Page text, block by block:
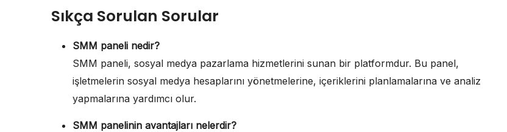
Sıkça Sorulan Sorular
SMM paneli nedir?
SMM paneli, sosyal medya pazarlama hizmetlerini sunan bir platformdur. Bu panel,
işletmelerin sosyal medya hesaplarını yönetmelerine, içeriklerini planlamalarına ve analiz
yapmalarına yardımcı olur.
SMM panelinin avantajları nelerdir?